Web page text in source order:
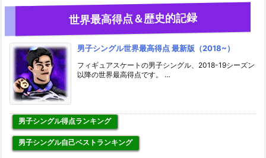
世界最高得点＆歴史的記録
男子シングル世界最高得点 最新版（2018~）
フィギュアスケートの男子シングル、2018-19シーズン
以降の世界最高得点です。 …
男子シングル得点ランキング
男子シングル自己ベストランキング